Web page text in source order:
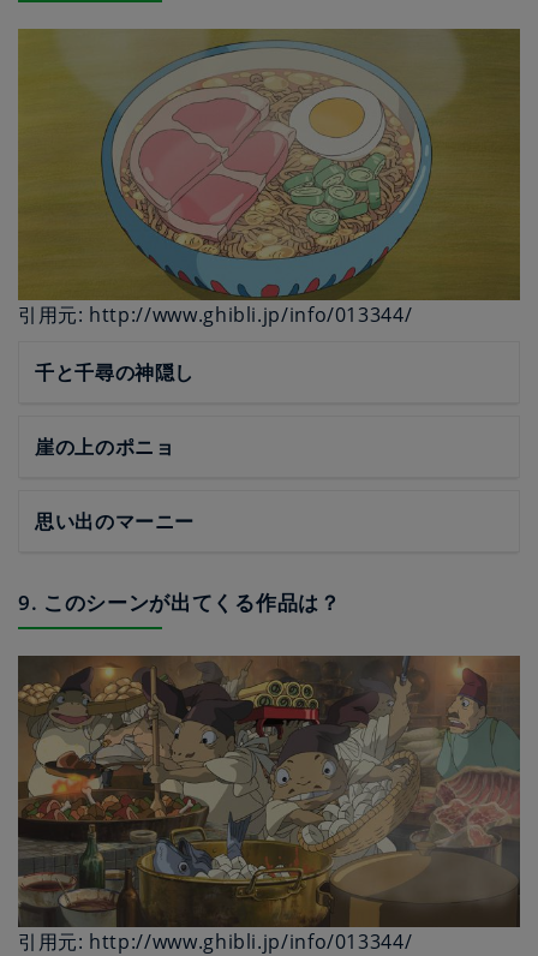
引用元: http://www.ghibli.jp/info/013344/
千と千尋の神隠し
崖の上のポニョ
思い出のマーニー
9. このシーンが出てくる作品は？
引用元: http://www.ghibli.jp/info/013344/